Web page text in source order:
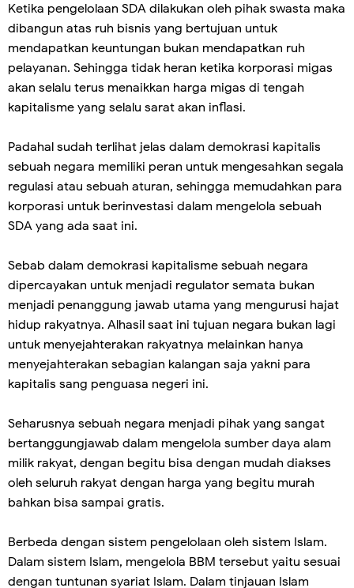
Ketika pengelolaan SDA dilakukan oleh pihak swasta maka
dibangun atas ruh bisnis yang bertujuan untuk
mendapatkan keuntungan bukan mendapatkan ruh
pelayanan. Sehingga tidak heran ketika korporasi migas
akan selalu terus menaikkan harga migas di tengah
kapitalisme yang selalu sarat akan inflasi.
Padahal sudah terlihat jelas dalam demokrasi kapitalis
sebuah negara memiliki peran untuk mengesahkan segala
regulasi atau sebuah aturan, sehingga memudahkan para
korporasi untuk berinvestasi dalam mengelola sebuah
SDA yang ada saat ini.
Sebab dalam demokrasi kapitalisme sebuah negara
dipercayakan untuk menjadi regulator semata bukan
menjadi penanggung jawab utama yang mengurusi hajat
hidup rakyatnya. Alhasil saat ini tujuan negara bukan lagi
untuk menyejahterakan rakyatnya melainkan hanya
menyejahterakan sebagian kalangan saja yakni para
kapitalis sang penguasa negeri ini.
Seharusnya sebuah negara menjadi pihak yang sangat
bertanggungjawab dalam mengelola sumber daya alam
milik rakyat, dengan begitu bisa dengan mudah diakses
oleh seluruh rakyat dengan harga yang begitu murah
bahkan bisa sampai gratis.
Berbeda dengan sistem pengelolaan oleh sistem Islam.
Dalam sistem Islam, mengelola BBM tersebut yaitu sesuai
dengan tuntunan syariat Islam. Dalam tinjauan Islam